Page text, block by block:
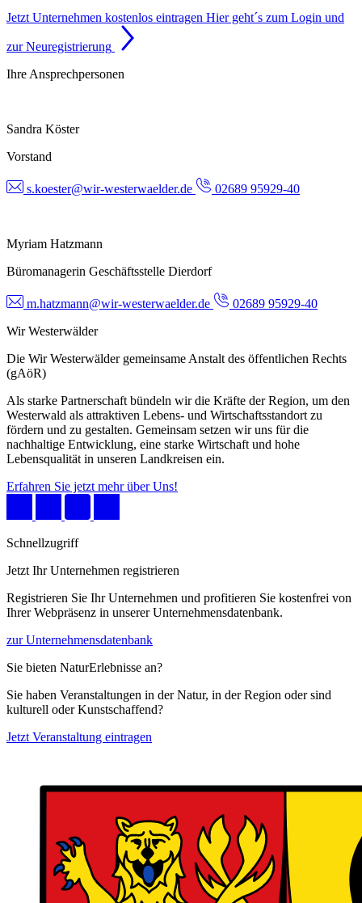
Jetzt Unternehmen kostenlos eintragen Hier geht´s zum Login und
zur Neuregistrierung
Ihre Ansprechpersonen
Sandra Köster
Vorstand
s.koester@wir-westerwaelder.de 02689 95929-40
Myriam Hatzmann
Büromanagerin Geschäftsstelle Dierdorf
m.hatzmann@wir-westerwaelder.de
02689 95929-40
Wir Westerwälder
Die Wir Westerwälder gemeinsame Anstalt des öffentlichen Rechts
(gAöR)
Als starke Partnerschaft bündeln wir die Kräfte der Region, um den
Westerwald als attraktiven Lebens- und Wirtschaftsstandort zu
fördern und zu gestalten. Gemeinsam setzen wir uns für die
nachhaltige Entwicklung, eine starke Wirtschaft und hohe
Lebensqualität in unseren Landkreisen ein.
Erfahren Sie jetzt mehr über Uns!
Schnellzugriff
Jetzt Ihr Unternehmen registrieren
Registrieren Sie Ihr Unternehmen und profitieren Sie kostenfrei von
Ihrer Webpräsenz in unserer Unternehmensdatenbank.
zur Unternehmensdatenbank
Sie bieten NaturErlebnisse an?
Sie haben Veranstaltungen in der Natur, in der Region oder sind
kulturell oder Kunstschaffend?
Jetzt Veranstaltung eintragen